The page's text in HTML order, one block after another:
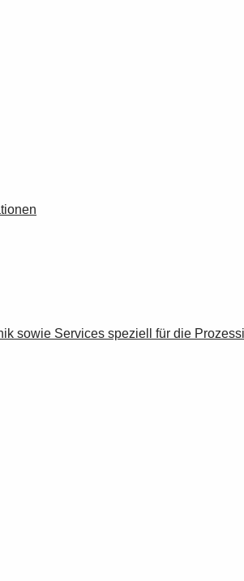
sowie Services speziell für die